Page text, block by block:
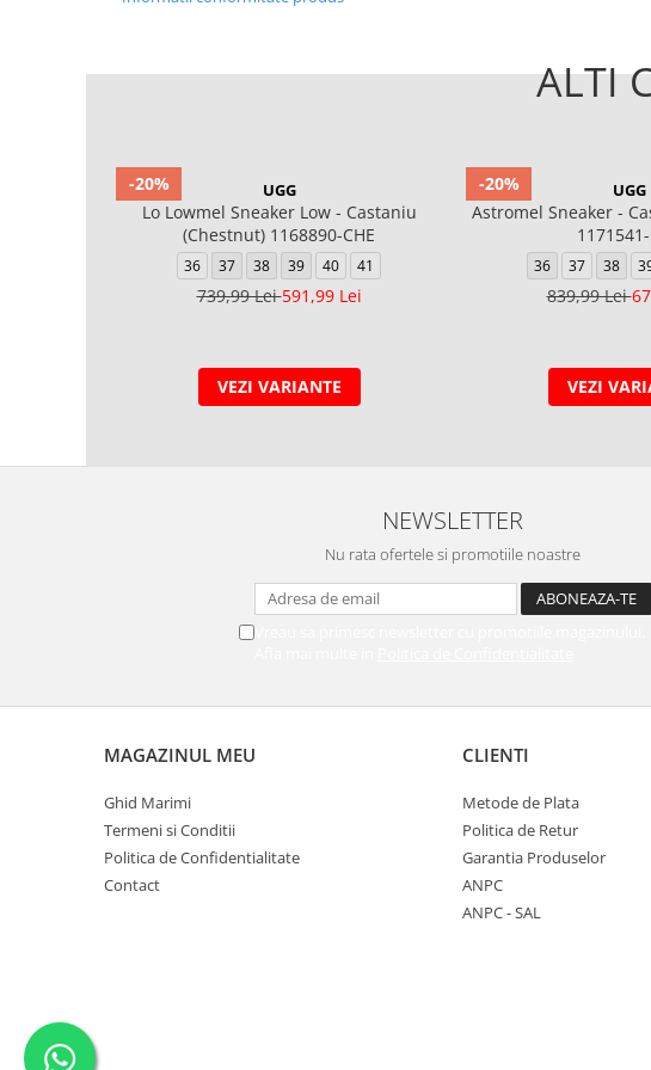
ALTI
-20% UGG
Lo Lowmel Sneaker Low - Castaniu
(Chestnut) 1168890-CHE
36 37 38 39 40 41
739,99 Lei591,99 Lei
VEZI VARIANTE
-20% UGG
Astromel Sneaker -
1171541-
36 37 38
839,99 Lei
VEZI
NEWSLETTER
Nu rata ofertele si promotiile noastre
Vreau sa primesc newsletter cu promotiile magazinului.
MAGAZINUL MEU
Ghid Marimi
Termeni si Conditii
Politica de Confidentialitate
Contact
CLIENTI
Metode de Plata
Politica de Retur
Garantia Produselor
ANPC
ANPC - SAL